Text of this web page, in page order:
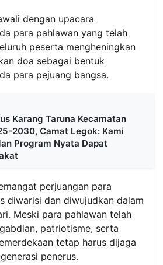
dengan upacara
para pahlawan yang telah
peserta mengheningkan
doa sebagai bentuk
para pejuang bangsa.
Karang Taruna Kecamatan
2030, Camat Legok: Kami
Program Nyata Dapat
perjuangan para
diwarisi dan diwujudkan dalam
Meski para pahlawan telah
patriotisme, serta
tetap harus dijaga
penerus.